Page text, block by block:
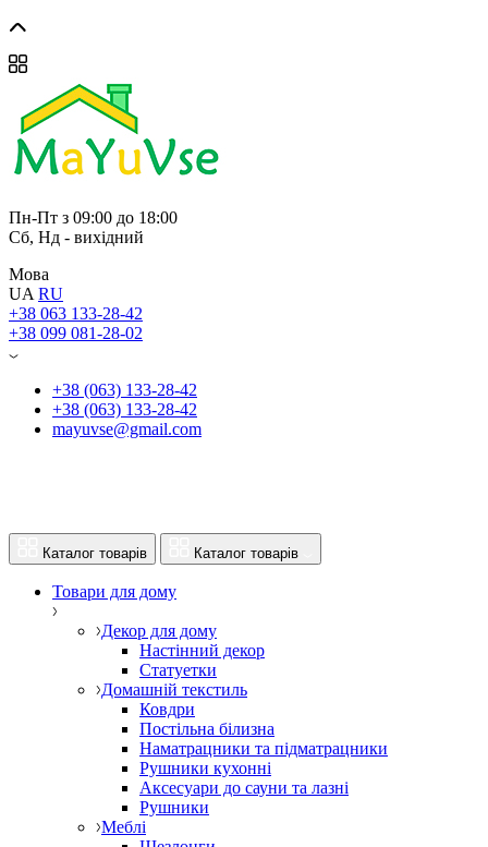
Пн-Пт з 09:00 до 18:00
Сб, Нд - вихідний
Мова
UA RU
+38 063 133-28-42
+38 099 081-28-02
+38 (063) 133-28-42
+38 (063) 133-28-42
mayuvse@gmail.com
Каталог товарів Каталог товарів
Товари для дому
Декор для дому
Настінний декор
Статуетки
Домашній текстиль
Ковдри
Постільна білизна
Наматрацники та підматрацники
Рушники кухонні
Аксесуари до сауни та лазні
Рушники
Меблі